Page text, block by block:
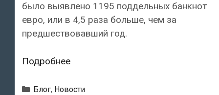
было выявлено 1195 поддельных банкнот
евро, или в 4,5 раза больше, чем за
предшествовавший год.
ПодробнееФальшивые
буквально
Рубрики
Блог, Новости